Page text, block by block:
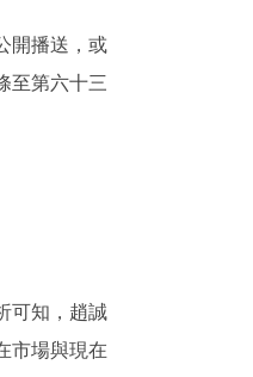
開播送，或
至第六十三
可知，趙誠
市場與現在